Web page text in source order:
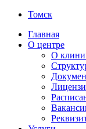
Томск
Главная
О центре
О